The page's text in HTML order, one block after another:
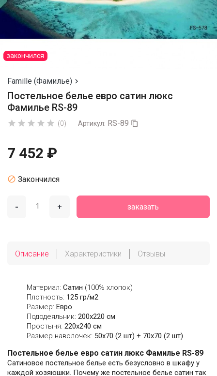
закончился
Famille (Фамилье) 
Постельное белье евро сатин люкс
Фамилье RS-89
     (0) Артикул: RS-89 
7 452 ₽
 Закончился
- + заказать
Описание Характеристики Отзывы
Материал: Сатин (100% хлопок)
Плотность: 125 гр/м2
Размер: Евро
Пододеяльник: 200х220 см
Простыня: 220х240 см
Размер наволочек: 50x70 (2 шт) + 70x70 (2 шт)
Постельное белье евро сатин люкс Фамилье RS-89
Сатиновое постельное белье есть безусловно в шкафу у
каждой хозяюшки. Почему же постельное белье сатин так